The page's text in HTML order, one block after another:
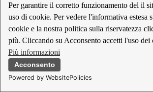
Per garantire il corretto funzionamento del il
uso di cookie. Per vedere l'informativa estesa
cookie e la nostra politica sulla riservatezza
più. Cliccando su Acconsento accetti l'uso dei
Più informazioni
Acconsento
Powered by WebsitePolicies
Inverter per impianti fotovoltaici
Kit per impianti fotovoltaici
Moduli fotovoltaici
Sistemi di monitoraggio per
Strumenti di collaudo e
fotovoltaici
Supporti per impianti fotovoltaici
Geotermia